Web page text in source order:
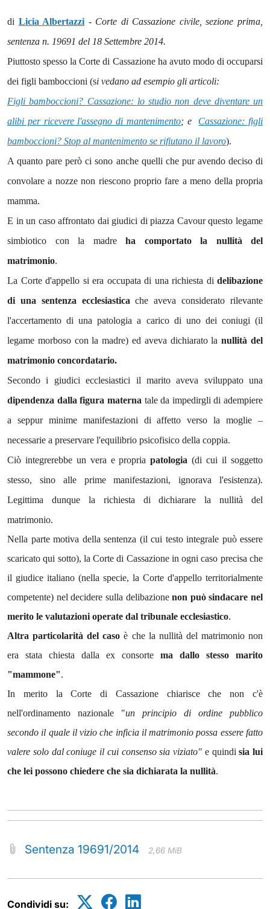
di Licia Albertazzi - Corte di Cassazione civile, sezione prima,
sentenza n. 19691 del 18 Settembre 2014.
Piuttosto spesso la Corte di Cassazione ha avuto modo di occuparsi
dei figli bamboccioni (si vedano ad esempio gli articoli:
Figli bamboccioni? Cassazione: lo studio non deve diventare un
alibi per ricevere l'assegno di mantenimento; e Cassazione: figli
bamboccioni? Stop al mantenimento se rifiutano il lavoro).
A quanto pare però ci sono anche quelli che pur avendo deciso di
convolare a nozze non riescono proprio fare a meno della propria
mamma.
E in un caso affrontato dai giudici di piazza Cavour questo legame
simbiotico con la madre ha comportato la nullità del
matrimonio.
La Corte d'appello si era occupata di una richiesta di delibazione
di una sentenza ecclesiasticache aveva considerato rilevante
l'accertamento di una patologia a carico di uno dei coniugi (il
legame morboso con la madre) ed aveva dichiarato lanullità del
matrimonio concordatario.
Secondo i giudici ecclesiastici il marito aveva sviluppato una
dipendenza dalla figura materna tale da impedirgli di adempiere
a seppur minime manifestazioni di affetto verso la moglie –
necessarie a preservare l'equilibrio psicofisico della coppia.
Ciò integrerebbe un vera e propriapatologia (di cui il soggetto
stesso, sino alle prime manifestazioni, ignorava l'esistenza).
Legittima dunque la richiesta di dichiarare la nullità del
matrimonio.
Nella parte motiva della sentenza (il cui testo integrale può essere
scaricato qui sotto), la Corte di Cassazione in ogni caso precisa che
il giudice italiano (nella specie, la Corte d'appello territorialmente
competente) nel decidere sulla delibazionenon può sindacare nel
merito le valutazioni operate dal tribunale ecclesiastico.
Altra particolarità del caso è che la nullità del matrimonio non
era stata chiesta dalla ex consorte ma dallo stesso marito
"mammone".
In merito la Corte di Cassazione chiarisce che non c'è
nell'ordinamento nazionale "un principio di ordine pubblico
secondo il quale il vizio che inficia il matrimonio possa essere fatto
valere solo dal coniuge il cui consenso sia viziato" e quindisia lui
che lei possono chiedere che sia dichiarata la nullità.
Sentenza 19691/2014 2,66 MiB
Condividi su: